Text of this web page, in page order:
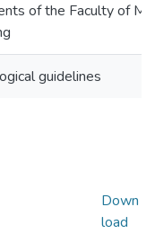
of the Faculty of
guidelines
Down
load